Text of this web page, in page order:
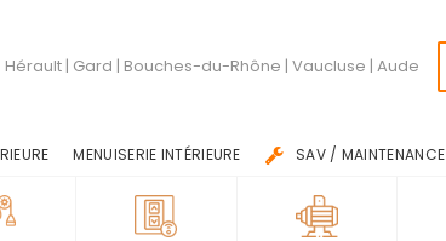
Hérault | Gard | Bouches-du-Rhône | Vaucluse | Aude
MENUISERIE INTÉRIEURE SAV / MAINTENANCE